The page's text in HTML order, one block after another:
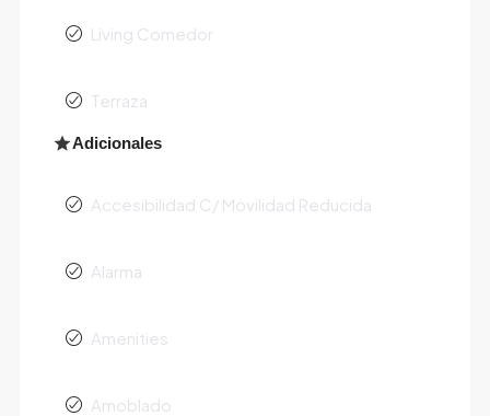
Living Comedor
Terraza
Adicionales
Accesibilidad C/ Movilidad Reducida
Alarma
Amenities
Amoblado